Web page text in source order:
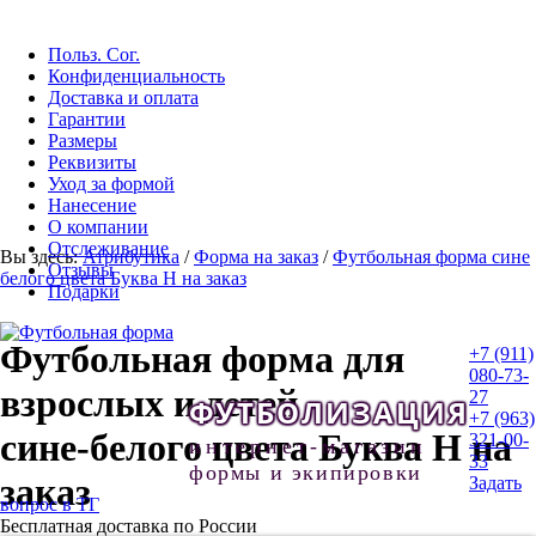
Польз. Сог.
Конфиденциальность
Доставка и оплата
Гарантии
Размеры
Реквизиты
Уход за формой
Нанесение
О компании
Отслеживание
Отзывы
Подарки
ФУТБОЛИЗАЦИЯ
интернет-магазин
формы и экипировки
+7 (911)
080-73-
27
+7 (963)
321-00-
33
Задать
вопрос в ТГ
Бесплатная доставка по России
Вы здесь:Атрибутика /Форма на заказ /Футбольная форма сине
белого цвета Буква H на заказ
Футбольная форма для
взрослых и детей
сине-белого цвета Буква H на
заказ